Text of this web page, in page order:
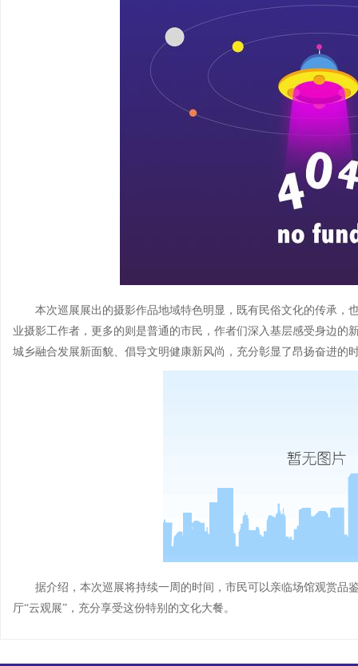
本次巡展展出的摄影作品地域特色明显，既有民俗文化的传承，
业摄影工作者，更多的则是普通的市民，作者们深入基层感受身边的
城乡融合发展新面貌、倡导文明健康新风尚，充分彰显了昂扬奋进的
据介绍，本次巡展将持续一周的时间，市民可以亲临场馆观赏品
厅“云观展”，充分享受这份特别的文化大餐。